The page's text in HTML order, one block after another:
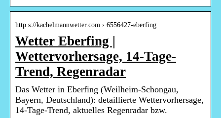
http s://kachelmannwetter.com › 6556427-eberfing
Wetter Eberfing |
Wettervorhersage, 14-Tage-
Trend, Regenradar
Das Wetter in Eberfing (Weilheim-Schongau,
Bayern, Deutschland): detaillierte Wettervorhersage,
14-Tage-Trend, aktuelles Regenradar bzw.